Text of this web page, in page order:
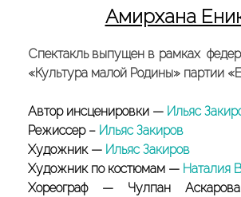
Амирхана
Спектакль выпущен в рамках
«Культура малой Родины» партии
Автор инсценировки — Ильяс
Режиссер – Ильяс Закиров
Художник — Ильяс Закиров
Художник по костюмам — Наталия
Хореограф — Чулпан